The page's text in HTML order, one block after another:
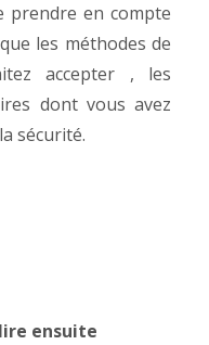
prendre en compte
les méthodes de
accepter , les
dont vous avez
sécurité.
ensuite